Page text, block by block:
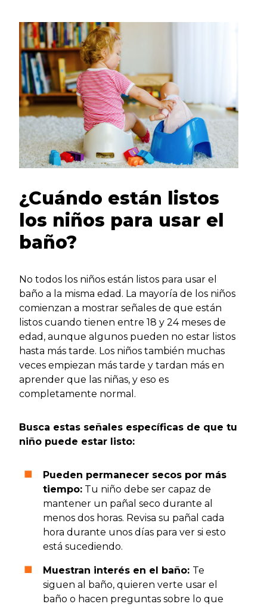
¿Cuándo están listos
los niños para usar el
baño?
No todos los niños están listos para usar el
baño a la misma edad. La mayoría de los niños
comienzan a mostrar señales de que están
listos cuando tienen entre 18 y 24 meses de
edad, aunque algunos pueden no estar listos
hasta más tarde. Los niños también muchas
veces empiezan más tarde y tardan más en
aprender que las niñas, y eso es
completamente normal.
Busca estas señales específicas de que tu
niño puede estar listo:
Pueden permanecer secos por más
tiempo: Tu niño debe ser capaz de
mantener un pañal seco durante al
menos dos horas. Revisa su pañal cada
hora durante unos días para ver si esto
está sucediendo.
Muestran interés en el baño: Te
siguen al baño, quieren verte usar el
baño o hacen preguntas sobre lo que